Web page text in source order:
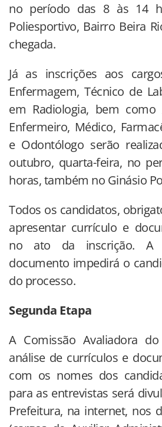
no período das 8 às 14
Poliesportivo, Bairro Beira
chegada.
Já as inscrições aos
Enfermagem, Técnico de
em Radiologia, bem como
Enfermeiro, Médico,
e Odontólogo serão
outubro, quarta-feira, no
horas, também no Ginásio
Todos os candidatos,
apresentar currículo e
no ato da inscrição. A
documento impedirá o
do processo.
Segunda Etapa
A Comissão Avaliadora
análise de currículos e
com os nomes dos
para as entrevistas será
Prefeitura, na internet, nos